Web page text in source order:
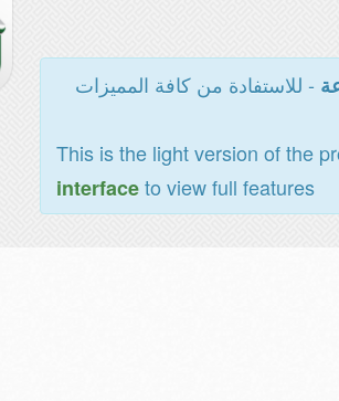
- للاستفادة من كافة المميزات
This is the light version of the
interfaceto view full features